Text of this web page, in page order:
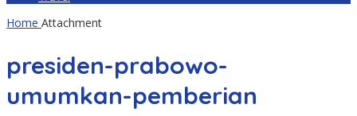
Home Attachment
presiden-prabowo-
umumkan-pemberian